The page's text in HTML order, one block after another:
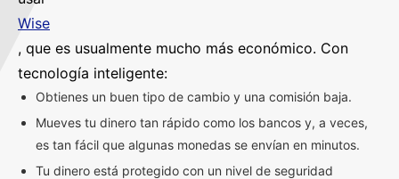
Wise
, que es usualmente mucho más económico. Con
tecnología inteligente:
Obtienes un buen tipo de cambio y una comisión baja.
Mueves tu dinero tan rápido como los bancos y, a veces,
es tan fácil que algunas monedas se envían en minutos.
Tu dinero está protegido con un nivel de seguridad